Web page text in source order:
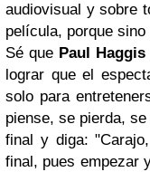
audiovisual y sobre
película, porque
Sé que Paul Haggis
lograr que el
solo para
piense, se pierda,
final y diga:
final, pues empezar